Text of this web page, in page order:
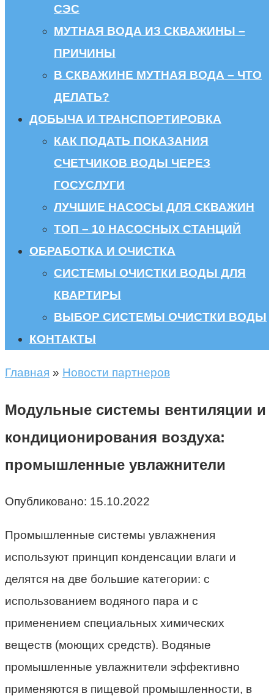
СЭС
МУТНАЯ ВОДА ИЗ СКВАЖИНЫ –
ПРИЧИНЫ
В СКВАЖИНЕ МУТНАЯ ВОДА – ЧТО
ДЕЛАТЬ?
ДОБЫЧА И ТРАНСПОРТИРОВКА
КАК ПОДАТЬ ПОКАЗАНИЯ
СЧЕТЧИКОВ ВОДЫ ЧЕРЕЗ
ГОСУСЛУГИ
ЛУЧШИЕ НАСОСЫ ДЛЯ СКВАЖИН
ТОП – 10 НАСОСНЫХ СТАНЦИЙ
ОБРАБОТКА И ОЧИСТКА
СИСТЕМЫ ОЧИСТКИ ВОДЫ ДЛЯ
КВАРТИРЫ
ВЫБОР СИСТЕМЫ ОЧИСТКИ ВОДЫ
КОНТАКТЫ
Главная » Новости партнеров
Модульные системы вентиляции и
кондиционирования воздуха:
промышленные увлажнители
Опубликовано: 15.10.2022
Промышленные системы увлажнения
используют принцип конденсации влаги и
делятся на две большие категории: с
использованием водяного пара и с
применением специальных химических
веществ (моющих средств). Водяные
промышленные увлажнители эффективно
применяются в пищевой промышленности, в